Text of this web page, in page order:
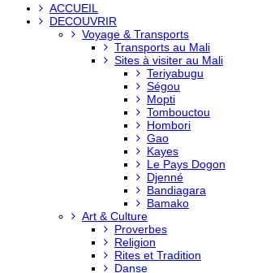
ACCUEIL
DECOUVRIR
Voyage & Transports
Transports au Mali
Sites à visiter au Mali
Teriyabugu
Ségou
Mopti
Tombouctou
Hombori
Gao
Kayes
Le Pays Dogon
Djenné
Bandiagara
Bamako
Art & Culture
Proverbes
Religion
Rites et Tradition
Danse